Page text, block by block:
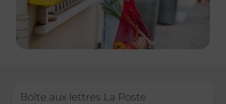
Boîte aux lettres La Poste